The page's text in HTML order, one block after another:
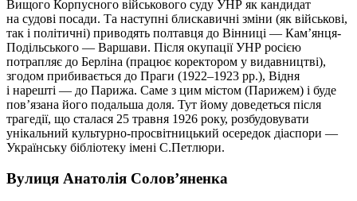
Вищого Корпусного військового суду УНР як кандидат
на судові посади. Та наступні блискавичні зміни (як військові,
так і політичні) приводять полтавця до Вінниці — Кам’янця-
Подільського — Варшави. Після окупації УНР росією
потрапляє до Берліна (працює коректором у видавництві),
згодом прибивається до Праги (1922–1923 рр.), Відня
і нарешті — до Парижа. Саме з цим містом (Парижем) і буде
пов’язана його подальша доля. Тут йому доведеться після
трагедії, що сталася 25 травня 1926 року, розбудовувати
унікальний культурно-просвітницький осередок діаспори —
Українську бібліотеку імені С.Петлюри.
Вулиця Анатолія Солов’яненка